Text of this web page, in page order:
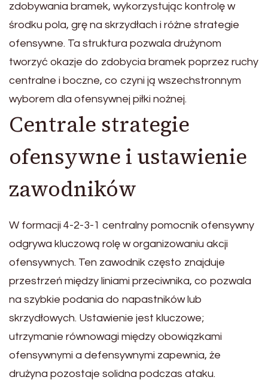
zdobywania bramek, wykorzystując kontrolę w
środku pola, grę na skrzydłach i różne strategie
ofensywne. Ta struktura pozwala drużynom
tworzyć okazje do zdobycia bramek poprzez ruchy
centralne i boczne, co czyni ją wszechstronnym
wyborem dla ofensywnej piłki nożnej.
Centrale strategie
ofensywne i ustawienie
zawodników
W formacji 4-2-3-1 centralny pomocnik ofensywny
odgrywa kluczową rolę w organizowaniu akcji
ofensywnych. Ten zawodnik często znajduje
przestrzeń między liniami przeciwnika, co pozwala
na szybkie podania do napastników lub
skrzydłowych. Ustawienie jest kluczowe;
utrzymanie równowagi między obowiązkami
ofensywnymi a defensywnymi zapewnia, że
drużyna pozostaje solidna podczas ataku.